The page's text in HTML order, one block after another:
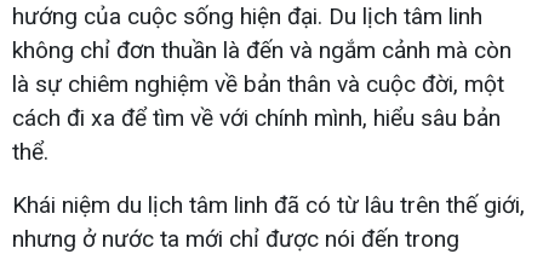
hướng của cuộc sống hiện đại. Du lịch tâm linh
không chỉ đơn thuần là đến và ngắm cảnh mà còn
là sự chiêm nghiệm về bản thân và cuộc đời, một
cách đi xa để tìm về với chính mình, hiểu sâu bản
thể.
Khái niệm du lịch tâm linh đã có từ lâu trên thế giới,
nhưng ở nước ta mới chỉ được nói đến trong